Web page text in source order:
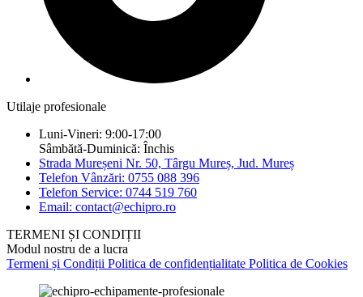
Utilaje profesionale
Luni-Vineri: 9:00-17:00
Sâmbătă-Duminică: Închis
Strada Mureșeni Nr. 50, Târgu Mureș, Jud. Mureș
Telefon Vânzări: 0755 088 396
Telefon Service: 0744 519 760
Email: contact@echipro.ro
TERMENI ȘI CONDIȚII
Modul nostru de a lucra
Termeni și Condiții Politica de confidențialitate Politica de Cookies